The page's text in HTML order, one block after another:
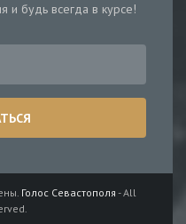
и будь всегда в курсе!
Голос Севастополя - All